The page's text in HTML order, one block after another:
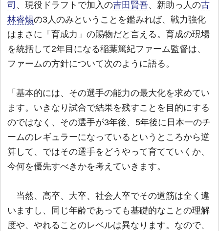
司 、現役ドラフトで加入の吉田賢吾、新助っ人の古
林睿煬の3人のみということを鑑みれば、戦力強化
はまさに「育成力」の賜物だと言える。育成の現場
を統括して2年目になる稲葉篤紀ファーム監督は、
ファームの方針について次のように語る。
「基本的には、その選手の能力の最大化を求めてい
ます。いきなり試合で結果を残すことを目的にする
のではなく、その選手が3年後、5年後に日本一のチ
ームのレギュラーになっているというところから逆
算して、ではその選手をどうやって育てていくか、
今何を優先すべきかを考えていきます。
当然、高卒、大卒、社会人卒でその道筋は全く違
いますし、同じ年齢であっても基礎的なことの理解
度や、やれることのレベルは異なります。なので、